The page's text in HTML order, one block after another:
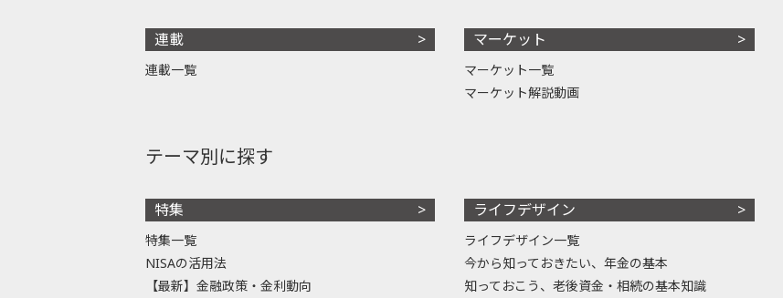
連載
連載一覧
マーケット
マーケット一覧
マーケット解説動画
テーマ別に探す
特集
特集一覧
NISAの活用法
【最新】金融政策・金利動向
ライフデザイン
ライフデザイン一覧
今から知っておきたい、年金の基本
知っておこう、老後資金・相続の基本知識